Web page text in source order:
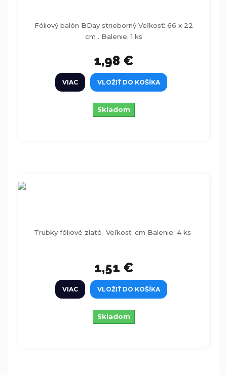
Fóliový balón BDay strieborný Veľkosť: 66 x 22
cm . Balenie: 1 ks
1,98 €
VIAC VLOŽIŤ DO KOŠÍKA
Skladom
Trubky fóliové zlaté Veľkosť: cm Balenie: 4 ks
1,51 €
VIAC VLOŽIŤ DO KOŠÍKA
Skladom